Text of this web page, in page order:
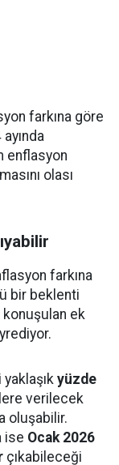
farkına göre
enflasyon
olası
farkına
bir beklenti
ek
yüzde
verilecek
oluşabilir.
ise Ocak 2026
çıkabileceği